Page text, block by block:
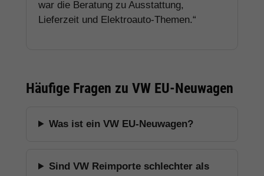
war die Beratung zu Ausstattung,
Lieferzeit und Elektroauto-Themen.“
Häufige Fragen zu VW EU-Neuwagen
Was ist ein VW EU-Neuwagen?
Sind VW Reimporte schlechter als